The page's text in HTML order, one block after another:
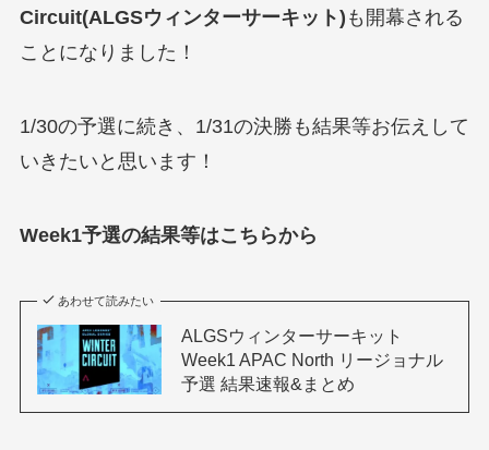
Circuit(ALGSウィンターサーキット) も開幕される
ことになりました！
1/30の予選に続き、1/31の決勝も結果等お伝えして
いきたいと思います！
Week1予選の結果等はこちらから
あわせて読みたい
ALGSウィンターサーキット
Week1 APAC North リージョナル
予選 結果速報&まとめ